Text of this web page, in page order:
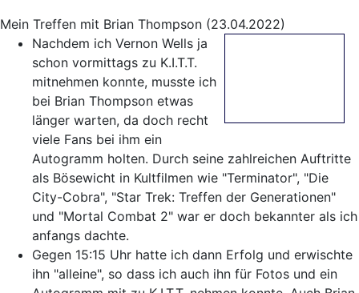
Mein Treffen mit Brian Thompson (23.04.2022)
Nachdem ich Vernon Wells ja
schon vormittags zu K.I.T.T.
mitnehmen konnte, musste ich
bei Brian Thompson etwas
länger warten, da doch recht
viele Fans bei ihm ein
Autogramm holten. Durch seine zahlreichen Auftritte
als Bösewicht in Kultfilmen wie "Terminator", "Die
City-Cobra", "Star Trek: Treffen der Generationen"
und "Mortal Combat 2" war er doch bekannter als ich
anfangs dachte.
Gegen 15:15 Uhr hatte ich dann Erfolg und erwischte
ihn "alleine", so dass ich auch ihn für Fotos und ein